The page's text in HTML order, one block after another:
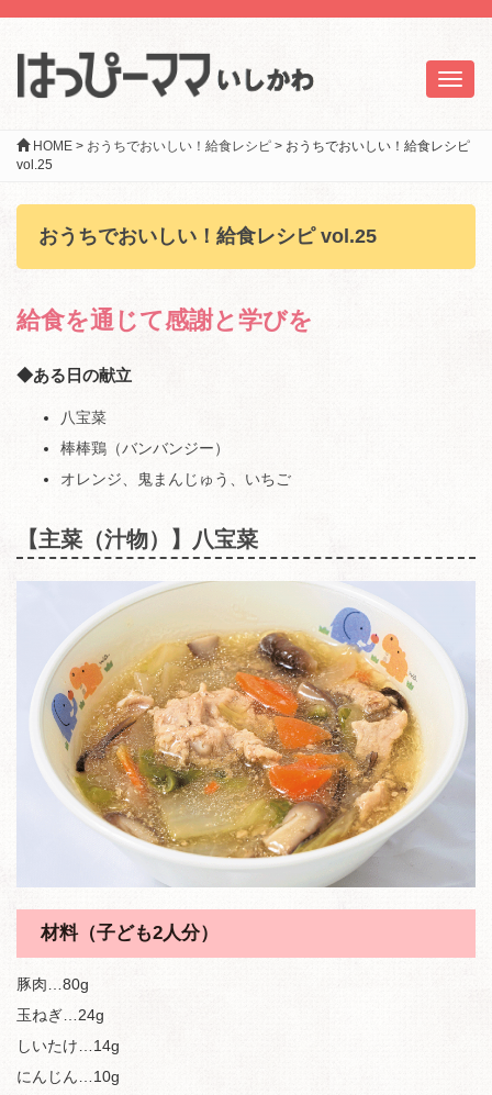
HOME > おうちでおいしい！給食レシピ > おうちでおいしい！給食レシピ
vol.25
おうちでおいしい！給食レシピ vol.25
給食を通じて感謝と学びを
◆ある日の献立
八宝菜
棒棒鶏（バンバンジー）
オレンジ、鬼まんじゅう、いちご
【主菜（汁物）】八宝菜
材料（子ども2人分）
豚肉…80g
玉ねぎ…24g
しいたけ…14g
にんじん…10g